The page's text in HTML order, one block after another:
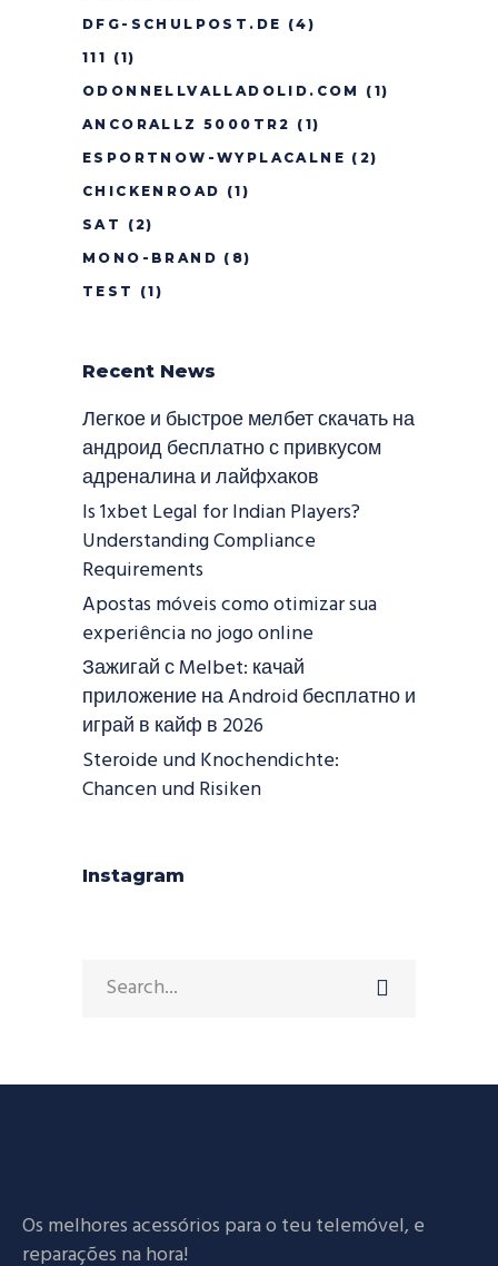
DFG-SCHULPOST.DE (4)
111 (1)
ODONNELLVALLADOLID.COM
(1)
ANCORALLZ 5000TR2 (1)
ESPORTNOW-WYPLACALNE (2)
CHICKENROAD (1)
SAT
(2)
MONO-BRAND (8)
TEST
(1)
Recent News
Легкое и быстрое мелбет скачать на
андроид бесплатно с привкусом
адреналина и лайфхаков
Is 1xbet Legal for Indian Players?
Understanding Compliance
Requirements
Apostas móveis como otimizar sua
experiência no jogo online
Зажигай с Melbet: качай
приложение на Android бесплатно и
играй в кайф в 2026
Steroide und Knochendichte:
Chancen und Risiken
Instagram
Search
for:
Os melhores acessórios para o teu telemóvel, e
reparações na hora!